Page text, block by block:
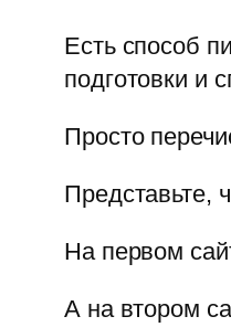
Есть способ
подготовки и
Просто
Представьте,
На первом
А на втором